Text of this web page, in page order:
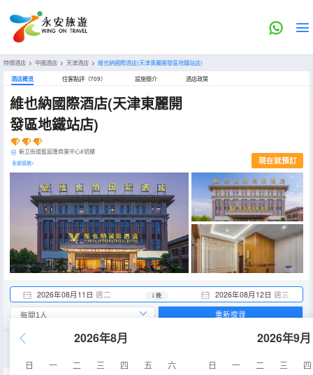
特價酒店 > 中國酒店 > 天津酒店 > 維也納國際酒店(天津東麗開發區地鐵站店)
酒店概览 住客點評（709） 設施簡介 酒店政策
維也納國際酒店(天津東麗開
發區地鐵站店)
新立街道藍庭匯商業中心8號樓
全部設施> 現在就預訂
2026年08月11日 週二 2026年08月12日 週三
1 晚
2026年8月
日 一 二 三 四 五
六
2026年9月
日 一 二 三
四
重新搜尋